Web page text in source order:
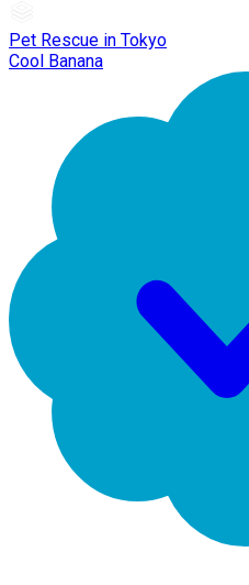
Pet Rescue in Tokyo
Cool Banana